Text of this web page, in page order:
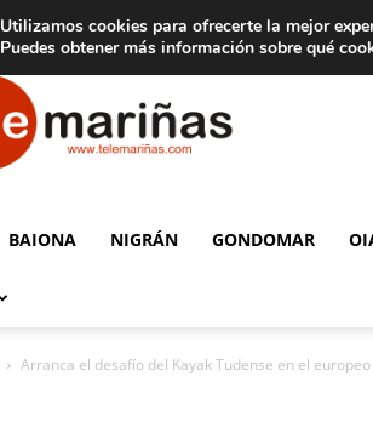
Aviso legal Tarifas de publicidad
Telemariñas
BAIONA NIGRÁN GONDOMAR
Arranca el desafío del Kayak Tudense en el
Utilizamos cookies para ofrecerte la mejor
Puedes obtener más información sobre qué